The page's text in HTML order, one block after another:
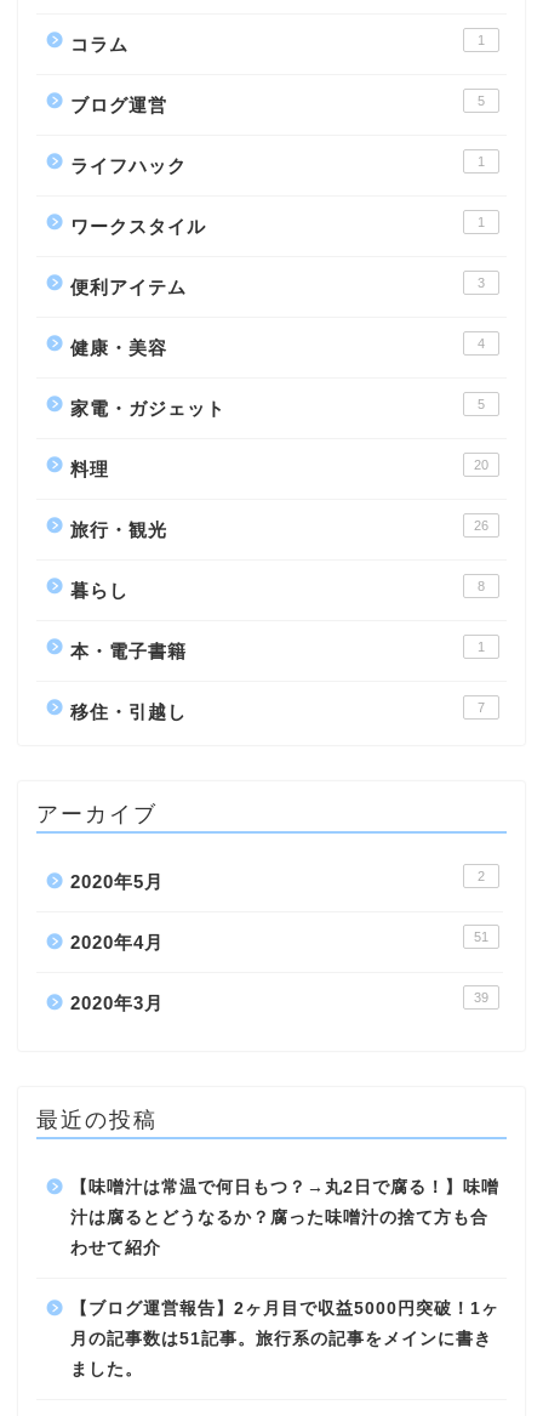
コラム 1
ブログ運営 5
ライフハック 1
ワークスタイル 1
便利アイテム 3
健康・美容 4
家電・ガジェット 5
料理 20
旅行・観光 26
暮らし 8
本・電子書籍 1
移住・引越し 7
アーカイブ
2020年5月 2
2020年4月 51
2020年3月 39
最近の投稿
【味噌汁は常温で何日もつ？→丸2日で腐る！】味噌
汁は腐るとどうなるか？腐った味噌汁の捨て方も合
わせて紹介
【ブログ運営報告】2ヶ月目で収益5000円突破！1ヶ
月の記事数は51記事。旅行系の記事をメインに書き
ました。